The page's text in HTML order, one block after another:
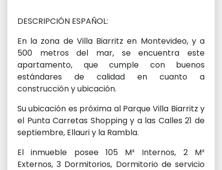
DESCRIPCIÓN ESPAÑOL:
En la zona de Villa Biarritz en Montevideo, y a
500 metros del mar, se encuentra este
apartamento, que cumple con buenos
estándares de calidad en cuanto a
construcción y ubicación.
Su ubicación es próxima al Parque Villa Biarritz y
el Punta Carretas Shopping y a las Calles 21 de
septiembre, Ellauri y la Rambla.
El inmueble posee 105 M² Internos, 2 M²
Externos, 3 Dormitorios, Dormitorio de servicio